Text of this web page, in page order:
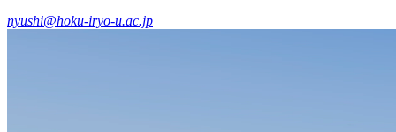
nyushi@hoku-iryo-u.ac.jp